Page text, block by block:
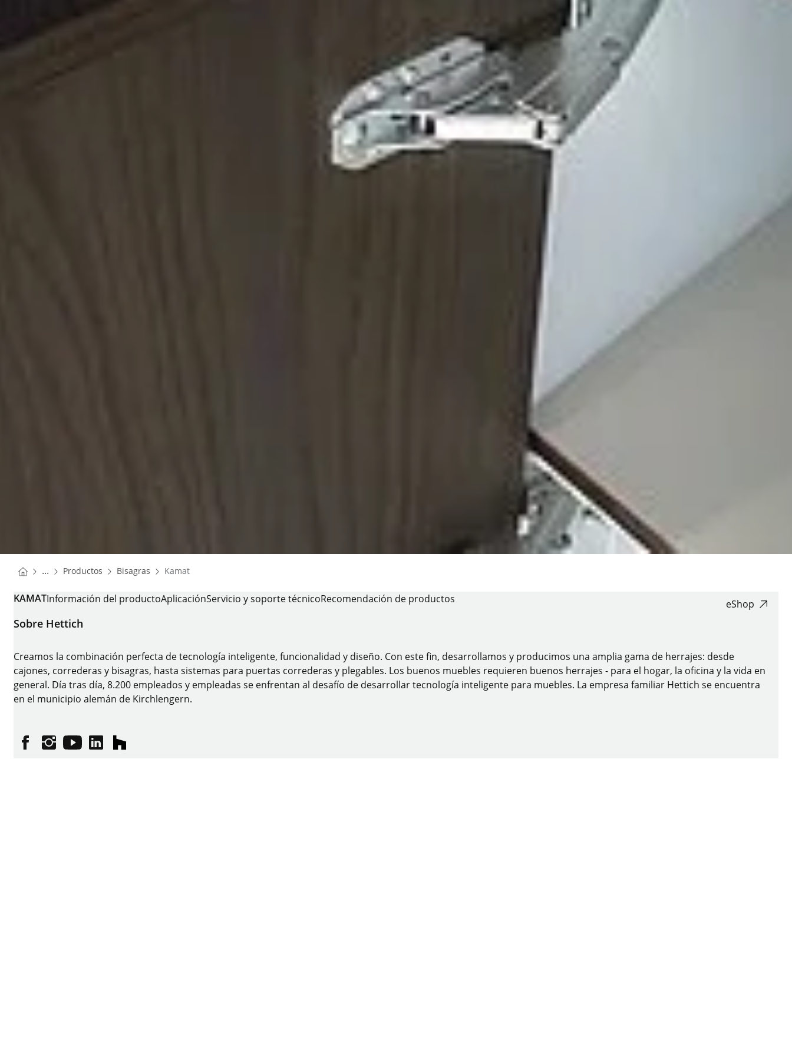
You are here:
Homepage
... Productos Homepage
Bisagras Homepage
Kamat
KAMATInformación del productoAplicaciónServicio y soporte técnicoRecomendación de productos eShop
Sobre Hettich
Creamos la combinación perfecta de tecnología inteligente, funcionalidad y diseño. Con este fin, desarrollamos y producimos una amplia gama de herrajes: desde
cajones, correderas y bisagras, hasta sistemas para puertas correderas y plegables. Los buenos muebles requieren buenos herrajes - para el hogar, la oficina y la vida en
general. Día tras día, 8.200 empleados y empleadas se enfrentan al desafío de desarrollar tecnología inteligente para muebles. La empresa familiar Hettich se encuentra
en el municipio alemán de Kirchlengern.
FacebookInstagram
YouTubelinkedinhouzz